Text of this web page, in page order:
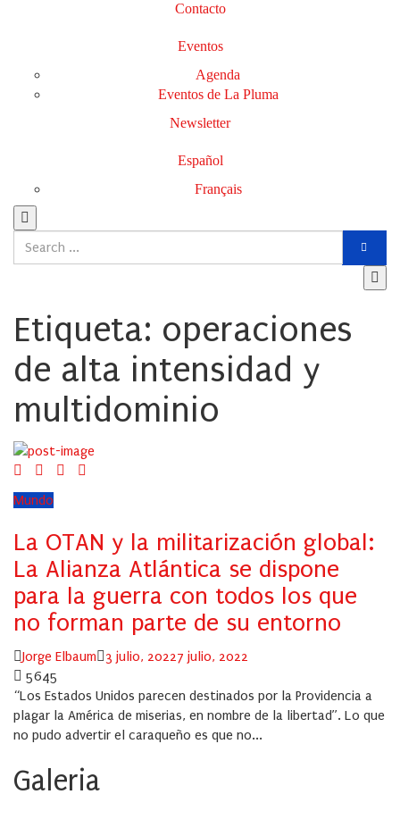
Contacto
Eventos
Agenda
Eventos de La Pluma
Newsletter
Español
Français
Etiqueta: operaciones
de alta intensidad y
multidominio
Mundo
La OTAN y la militarización global:
La Alianza Atlántica se dispone
para la guerra con todos los que
no forman parte de su entorno
Author
Jorge Elbaum
Posted
3 julio, 20227 julio, 2022
5645
“Los Estados Unidos parecen destinados por la Providencia a
plagar la América de miserias, en nombre de la libertad”. Lo que
no pudo advertir el caraqueño es que no...
Galeria